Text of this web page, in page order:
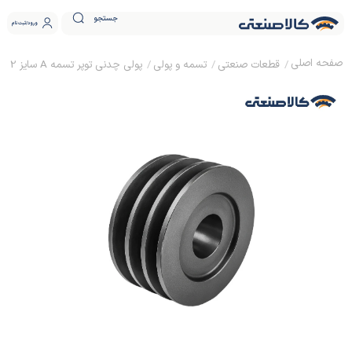
جستجو ورود ثبت نام
قطعات صنعتی تسمه و پولی پولی چدنی توپر تسمه A سایز 22 ساده (بدون نافی)